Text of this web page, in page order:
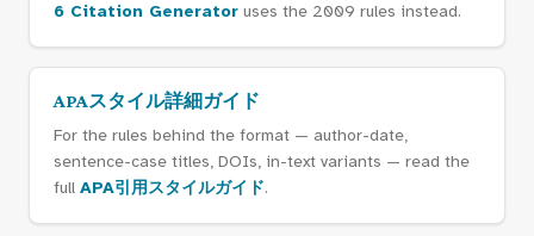
6 Citation Generator uses the 2009 rules instead.
APAスタイル詳細ガイド
For the rules behind the format — author-date,
sentence-case titles, DOIs, in-text variants — read the
full APA引用スタイルガイド.